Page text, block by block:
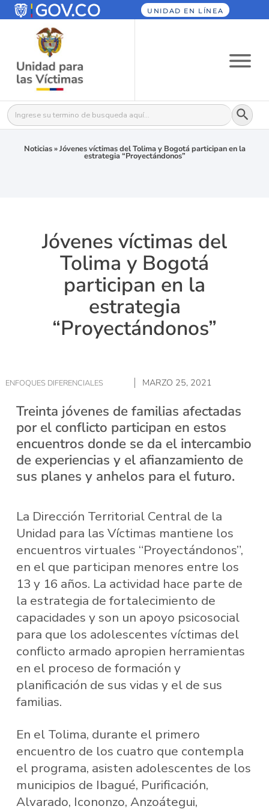
UNIDAD EN LÍNEA
Buscar: Botón
Noticias»Jóvenes víctimas del Tolima y Bogotá participan en la
estrategia “Proyectándonos”
Jóvenes víctimas del
Tolima y Bogotá
participan en la
estrategia
“Proyectándonos”
ENFOQUES DIFERENCIALES MARZO 25, 2021
Treinta jóvenes de familias afectadas
por el conflicto participan en estos
encuentros donde se da el intercambio
de experiencias y el afianzamiento de
sus planes y anhelos para el futuro.
La Dirección Territorial Central de la
Unidad para las Víctimas mantiene los
encuentros virtuales “Proyectándonos”,
en el que participan menores entre los
13 y 16 años. La actividad hace parte de
la estrategia de fortalecimiento de
capacidades y son un apoyo psicosocial
para que los adolescentes víctimas del
conflicto armado apropien herramientas
en el proceso de formación y
planificación de sus vidas y el de sus
familias.
En el Tolima, durante el primero
encuentro de los cuatro que contempla
el programa, asisten adolescentes de los
municipios de Ibagué, Purificación,
Alvarado, Icononzo, Anzoátegui,